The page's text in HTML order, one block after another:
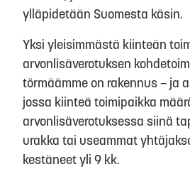
ylläpidetään Suomesta käsin.
Yksi yleisimmästä kiinteän
arvonlisäverotuksen
törmäämme on rakennus – ja
jossa kiinteä toimipaikka
arvonlisäverotuksessa siinä
urakka tai useammat
kestäneet yli 9 kk.